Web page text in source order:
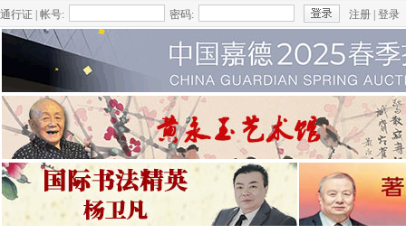
通行证 | 帐号: 密码: 注册 登录